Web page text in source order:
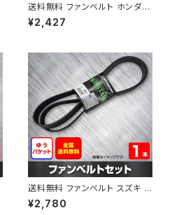
送料無料 ファンベルト ホンダ ラ
イフ 型式JB6 H15.09～H20.1
1 （国内トップメーカー） 1本 HA
¥2,427
送料無料 ファンベルト スズキ ス
ペーシア 型式MK32S H25.03
～H30.02 （国内トップメーカ
¥2,780